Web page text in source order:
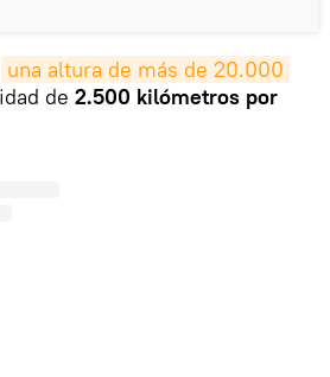
una altura de más de 20.000
de 2.500 kilómetros por